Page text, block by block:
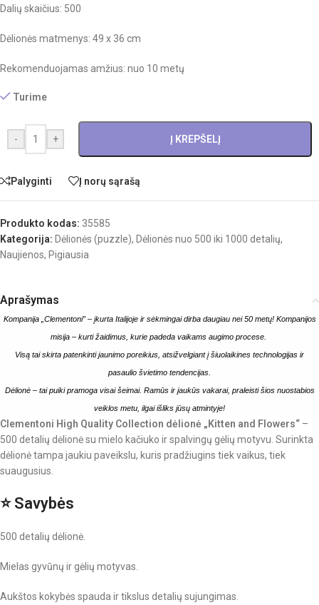
Dalių skaičius: 500
Dėlionės matmenys: 49 x 36 cm
Rekomenduojamas amžius: nuo 10 metų
Turime
- + Į KREPŠELĮ
Palyginti Į norų sąrašą
Produkto kodas: 35585
Kategorija: Dėlionės (puzzle), Dėlionės nuo 500 iki 1000 detalių,
Naujienos, Pigiausia
Aprašymas
Kompanija „Clementoni” – įkurta Italijoje ir sėkmingai dirba daugiau nei 50 metų! Kompanijos
misija – kurti žaidimus, kurie padeda vaikams augimo procese.
Visą tai skirta patenkinti jaunimo poreikius, atsižvelgiant į šiuolaikines technologijas ir
pasaulio švietimo tendencijas.
Dėlionė – tai puiki pramoga visai šeimai. Ramūs ir jaukūs vakarai, praleisti šios nuostabios
veiklos metu, ilgai išliks jūsų atmintyje!
Clementoni High Quality Collection dėlionė „Kitten and Flowers“ –
500 detalių dėlionė su mielo kačiuko ir spalvingų gėlių motyvu. Surinkta
dėlionė tampa jaukiu paveikslu, kuris pradžiugins tiek vaikus, tiek
suaugusius.
⭐ Savybės
500 detalių dėlionė.
Mielas gyvūnų ir gėlių motyvas.
Aukštos kokybės spauda ir tikslus detalių sujungimas.